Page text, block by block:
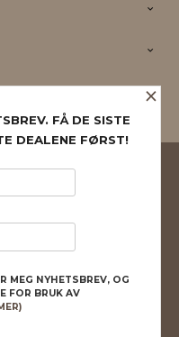
kjøpsopplevelse og vi kan
til å lagre
i handlekurven din. Fortsett å
Les merellerendre innstillinger
×
FÅ DE SISTE
DEALENE FØRST!
MEG NYHETSBREV, OG
FOR BRUK AV